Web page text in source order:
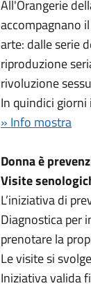
All'Orangerie
accompagnano
arte: dalle serie
riproduzione
rivoluzione
In quindici
» Info mostra
Donna è
Visite
L’iniziativa di
Diagnostica per
prenotare la
Le visite si
Iniziativa valida